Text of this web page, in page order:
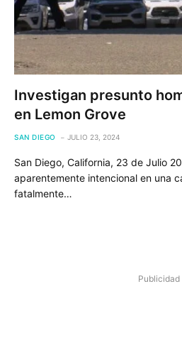
Investigan presunto
en Lemon Grove
SAN DIEGO JULIO 23, 2024
San Diego, California, 23 de Julio
aparentemente intencional en una
fatalmente…
Publicidad